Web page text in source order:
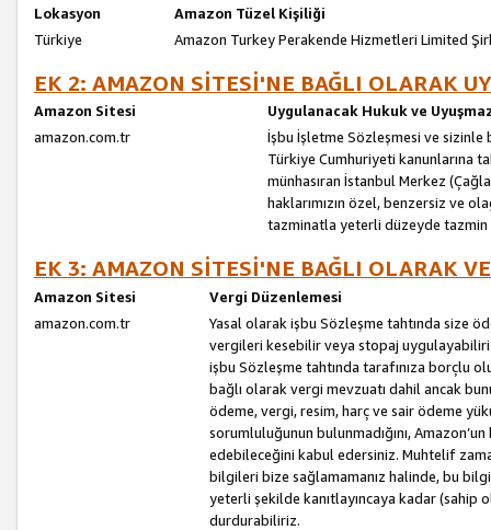
Lokasyon
Amazon Tüzel Kişiliği
Türkiye
Amazon Turkey Perakende Hizmetleri Limited
EK 2: AMAZON SİTESİ'NE BAĞLI OLARAK
Amazon Sitesi
Uygulanacak Hukuk ve
amazon.com.tr
İşbu İşletme Sözleşmesi ve sizinle
Türkiye Cumhuriyeti kanunlarına
münhasıran İstanbul Merkez
haklarımızın özel, benzersiz ve
tazminatla yeterli düzeyde
EK 3: AMAZON SİTESİ'NE BAĞLI OLARAK
Amazon Sitesi
Vergi Düzenlemesi
amazon.com.tr
Yasal olarak işbu Sözleşme tahtında size
vergileri kesebilir veya stopaj
işbu Sözleşme tahtında tarafınıza borçlu
bağlı olarak vergi mevzuatı dahil ancak
ödeme, vergi, resim, harç ve sair ödeme
sorumluluğunun bulunmadığını,
edebileceğini kabul edersiniz. Muhtelif
bilgileri bize sağlamamanız halinde, bu
yeterli şekilde kanıtlayıncaya kadar
durdurabiliriz.